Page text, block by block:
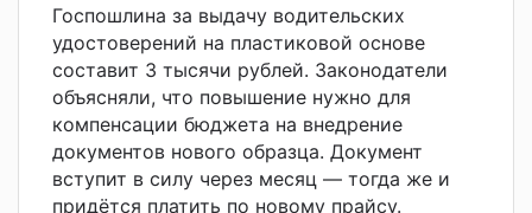
Госпошлина за выдачу водительских
удостоверений на пластиковой основе
составит 3 тысячи рублей. Законодатели
объясняли, что повышение нужно для
компенсации бюджета на внедрение
документов нового образца. Документ
вступит в силу через месяц — тогда же и
придётся платить по новому прайсу.